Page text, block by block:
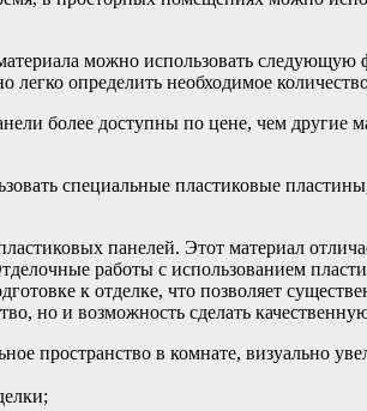
можно использовать
определить необходимое
более доступны по цене, чем другие
специальные пластиковые
панелей. Этот материал
работы с использованием
к отделке, что позволяет
но и возможность сделать
пространство в комнате, визуально